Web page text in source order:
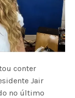
conter
Jair
no último